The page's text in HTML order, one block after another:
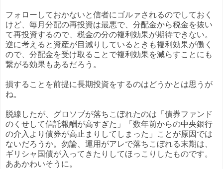
フォローしておかないと信者にゴルァされるのでしておく
けど、毎月分配の再投資は最悪で、分配金から税金を抜い
て再投資するので、税金の分の複利効果が期待できない。
逆に考えると資産が目減りしているときも複利効果が働く
ので、分配金を受け取ることで複利効果を減らすことにも
繋がる効果もあるだろう。
損することを前提に長期投資をするのはどうかとは思うが
ね。
脱線したが、グロソブが落ちこぼれたのは「債券ファンド
のくせして信託報酬が高すぎた」「数年前からの中央銀行
の介入より債券が高止まりしてしまった」ことが原因では
ないだろうか。勿論、運用がアレで落ちこぼれる末期は、
ギリシャ国債が入ってきたりしてほっこりしたものです。
ああかわいそうに。